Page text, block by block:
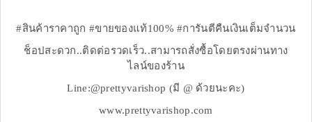
#สินค้าราคาถูก #ขายของแท้100% #การันตีคืนเงินเต็มจำนวน
ช็อปสะดวก..ติดต่อรวดเร็ว..สามารถสั่งซื้อโดยตรงผ่านทาง
ไลน์ของร้าน
Line:@prettyvarishop (มี @ ด้วยนะคะ)
www.prettyvarishop.com